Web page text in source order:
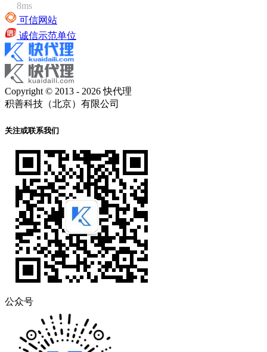
8ms
可信网站
诚信示范单位
Copyright © 2013 - 2026 快代理
积善科技（北京）有限公司
关注或联系我们
公众号